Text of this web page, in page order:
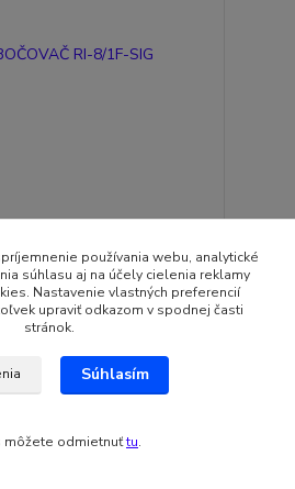
Skladom
Pridať do košíka
používania webu, analytické
súhlasu aj na účely cielenia reklamy
Nastavenie vlastných preferencií
upraviť odkazom v spodnej časti
stránok.
Súhlasím
môžete odmietnuťtu.